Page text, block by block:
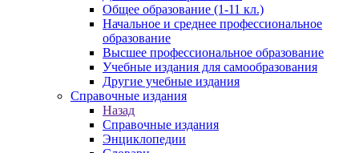
Общее образование (1-11 кл.)
Начальное и среднее профессиональное
образование
Высшее профессиональное образование
Учебные издания для самообразования
Другие учебные издания
Справочные издания
Назад
Справочные издания
Энциклопедии